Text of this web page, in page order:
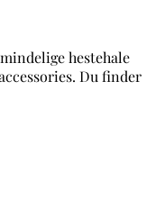
hestehale
Du finder